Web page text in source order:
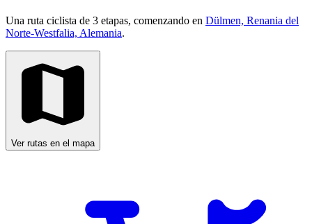
Una ruta ciclista de 3 etapas, comenzando en Dülmen, Renania del
Norte-Westfalia, Alemania.
Ver rutas en el mapa